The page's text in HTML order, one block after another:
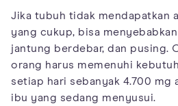
Jika tubuh tidak mendapatkan
yang cukup, bisa
jantung berdebar, dan pusing.
orang harus memenuhi
setiap hari sebanyak 4.700 mg
ibu yang sedang menyusui.